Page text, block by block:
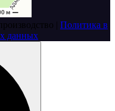
| Политика в
данных